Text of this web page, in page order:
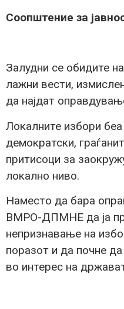
Соопштение за
Залудни се обидите
лажни вести,
да најдат
Локалните избори
демократски,
притисоци за
локално ниво.
Наместо да бара
ВМРО-ДПМНЕ да ја
непризнавање на
поразот и да почне
во интерес на